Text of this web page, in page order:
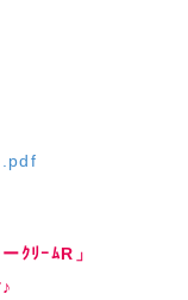
ｸﾘｰﾑR」